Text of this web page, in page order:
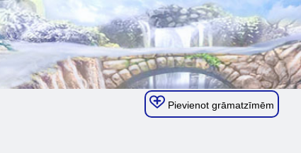
Pievienot grāmatzīmēm